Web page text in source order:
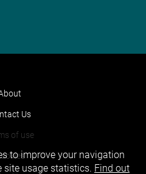
Us
of use
to improve your navigation
site usage statistics. Find out